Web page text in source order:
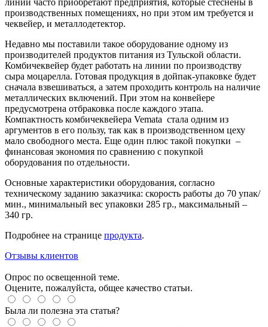
производственных помещениях, но при этом им требуется и
чеквейер, и металлодетектор.
Недавно мы поставили такое оборудование одному из
производителей продуктов питания из Тульской области.
Комбичеквейер будет работать на линии по производству
сыра моцарелла. Готовая продукция в дойпак-упаковке будет
сначала взвешиваться, а затем проходить контроль на наличие
металлических включений. При этом на конвейере
предусмотрена отбраковка после каждого этапа.
Компактность комбичеквейера Vemata стала одним из
аргументов в его пользу, так как в производственном цеху
мало свободного места. Еще один плюс такой покупки –
финансовая экономия по сравнению с покупкой
оборудования по отдельности.
Основные характеристики оборудования, согласно
техническому заданию заказчика: скорость работы до 70 упак/
мин., минимальный вес упаковки 285 гр., максимальный –
340 гр.
Подробнее на странице продукта.
Отзывы клиентов
Опрос по освещенной теме.
Оцените, пожалуйста, общее качество статьи.
Была ли полезна эта статья?